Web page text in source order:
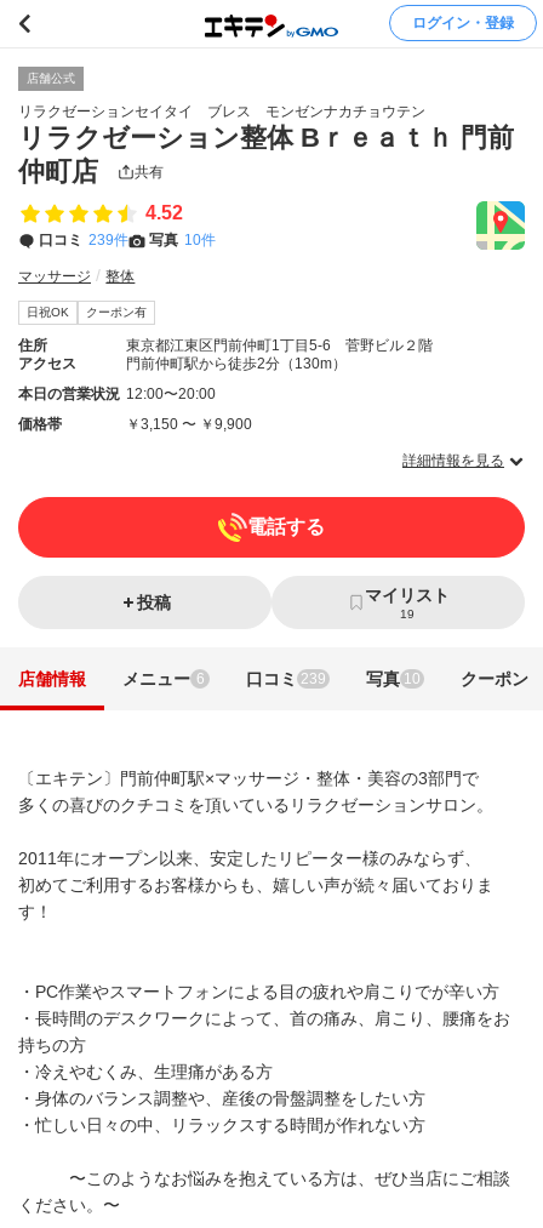
ログイン・登録
店舗公式
リラクゼーションセイタイ ブレス モンゼンナカチョウテン
リラクゼーション整体 Bｒｅａｔｈ 門前
仲町店
共有
4.52
口コミ 239件 写真 10件
マッサージ 整体
日祝OK クーポン有
住所
東京都江東区門前仲町1丁目5-6 菅野ビル２階
アクセス
門前仲町駅から徒歩2分（130m）
本日の営業状況 12:00〜20:00
価格帯
￥3,150 〜 ￥9,900
詳細情報を見る
電話する
投稿 マイリスト
19
店舗情報 メニュー 6 口コミ 239 写真 10 クーポン
〔エキテン〕門前仲町駅×マッサージ・整体・美容の3部門で
多くの喜びのクチコミを頂いているリラクゼーションサロン。
2011年にオープン以来、安定したリピーター様のみならず、
初めてご利用するお客様からも、嬉しい声が続々届いておりま
す！
・PC作業やスマートフォンによる目の疲れや肩こりでが辛い方
・長時間のデスクワークによって、首の痛み、肩こり、腰痛をお
持ちの方
・冷えやむくみ、生理痛がある方
・身体のバランス調整や、産後の骨盤調整をしたい方
・忙しい日々の中、リラックスする時間が作れない方
〜このようなお悩みを抱えている方は、ぜひ当店にご相談
ください。〜